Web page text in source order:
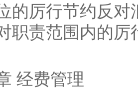
的厉行节约反
职责范围内的
费管理